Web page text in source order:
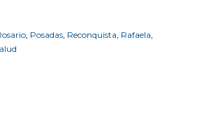
Posadas Reconquista Rafaela